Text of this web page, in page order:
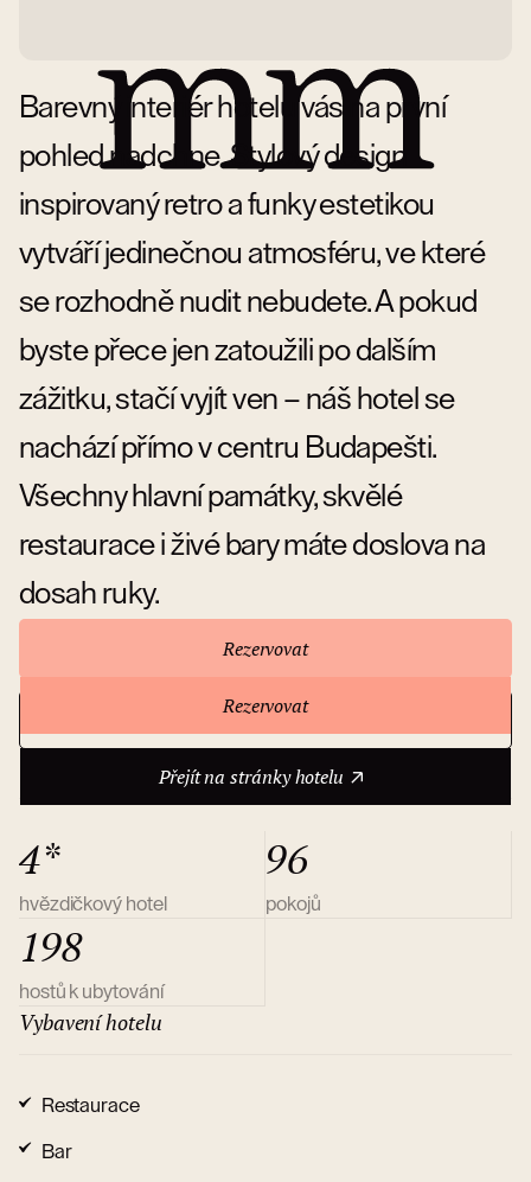
Barevný interiér hotelu vás na první
pohled nadchne. Stylový design
inspirovaný retro a funky estetikou
vytváří jedinečnou atmosféru, ve které
se rozhodně nudit nebudete. A pokud
byste přece jen zatoužili po dalším
zážitku, stačí vyjít ven – náš hotel se
nachází přímo v centru Budapešti.
Všechny hlavní památky, skvělé
restaurace i živé bary máte doslova na
dosah ruky.
Rezervovat
Rezervovat
Přejít na stránky hotelu
Přejít na stránky hotelu
4*
hvězdičkový hotel
96
pokojů
198
hostů k ubytování
Vybavení hotelu
Restaurace
Bar